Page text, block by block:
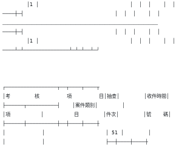
        │1 │                              │  │  │    │  │
────┼─┤                              │  │  │    │  │
────┼─┤                              │  │  │    │  │
        │1 │                              │  │  │    │  │
────┴─┴───────────────┴─┴─┴──┴─┘
┌─────────────────┬──┬────┬────┬
│考        核         項         目│抽查│        │收件時間│
├──────┬──────────┤    │案件類別│        │
│項          │          目        │件次│        │號    碼│
├──────┼──────────┼──┼────┼────┼
│            │                    │ 51 │        │        │
│            │                    ├──┼────┼────┼